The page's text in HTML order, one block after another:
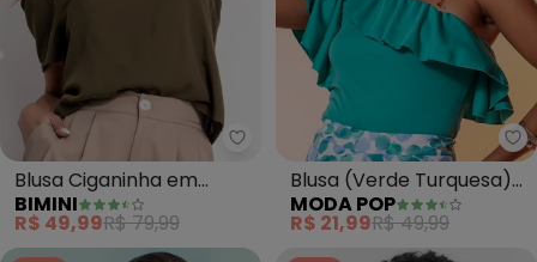
Bimini - Blusa Ciganinha em
Blusa Ciganinha em
Viscose (Verde)
BIMINI
R$ 49,99R$ 79,99
Blusa (Verde Turquesa)
em Malha
MODA POP
R$ 21,99R$ 49,99